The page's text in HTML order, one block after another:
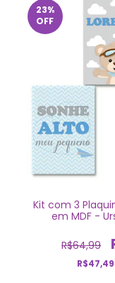
23%
OFF
Kit com 3
em MDF -
R$64,99